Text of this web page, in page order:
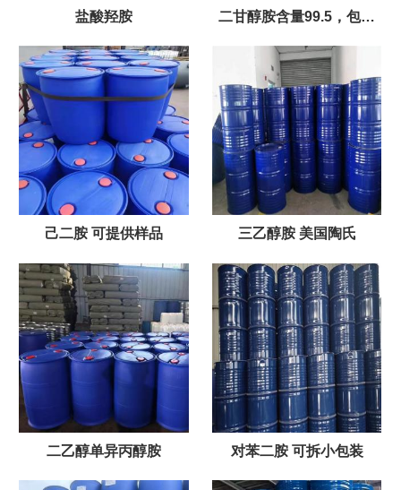
盐酸羟胺 二甘醇胺含量99.5，包装
200kg/桶
己二胺 可提供样品 三乙醇胺 美国陶氏
二乙醇单异丙醇胺 对苯二胺 可拆小包装